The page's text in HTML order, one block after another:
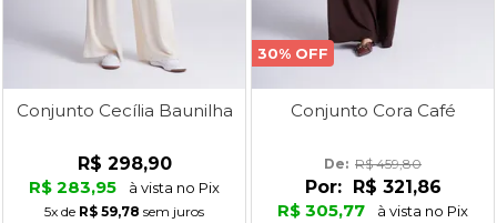
Conjunto Cecília Baunilha
R$ 298,90
R$ 283,95
à vista no Pix
5x de R$ 59,78 sem juros
30% OFF
Conjunto Cora Café
De: R$ 459,80
Por: R$ 321,86
R$ 305,77
à vista no Pix